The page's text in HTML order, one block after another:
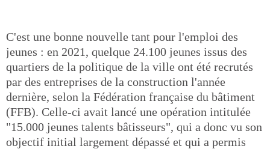
C'est une bonne nouvelle tant pour l'emploi des
jeunes : en 2021, quelque 24.100 jeunes issus des
quartiers de la politique de la ville ont été recrutés
par des entreprises de la construction l'année
dernière, selon la Fédération française du bâtiment
(FFB). Celle-ci avait lancé une opération intitulée
"15.000 jeunes talents bâtisseurs", qui a donc vu son
objectif initial largement dépassé et qui a permis